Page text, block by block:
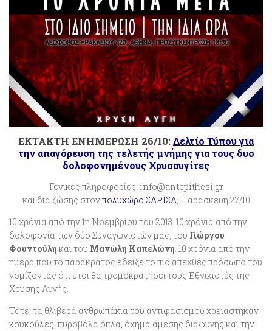
EKTAKTΗ ΕΝΗΜΕΡΩΣΗ 26/10:Δελτίο Τύπου για
την απαγόρευση της τελετής μνήμης για τους δυο
δολοφονημένους Χρυσαυγίτες
Γενικές πληροφορίες: info@antepithesi.gr
και δια ζώσης στονπολυχώρο ΣΑΡΙΣΑ, Παρασκευή 27/10
10 χρόνια από την 1η Νοεμβρίου του 2013. 10 χρόνια από την
δολοφονία των δύο Συναγωνιστών μας, του Γιώργου
Φουντούλη και του Μανώλη Καπελώνη. 10 χρόνια από την
ημέρα που το παρακράτος έδειξε το πιο απεχθές πρόσωπο του
νομίζοντας ότι έτσι θα τρομοκρατήσει τους Εθνικιστές της
Χρυσής Αυγής.
Τότε, τα θλιβερά ανθρωπάκια του αντιφασισμού χρειάστηκαν
κουκούλες, πυροβόλα όπλα, όχημα άμεσης διαφυγής και την